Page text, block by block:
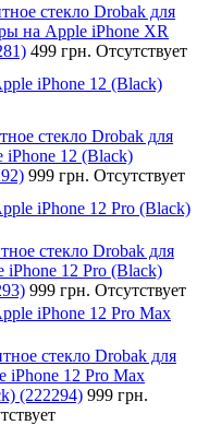
стекло Drobak для
на Apple iPhone XR
499 грн. Отсутствует
iPhone 12 (Black)
стекло Drobak для
iPhone 12 (Black)
999 грн. Отсутствует
iPhone 12 Pro (Black)
стекло Drobak для
iPhone 12 Pro (Black)
999 грн. Отсутствует
iPhone 12 Pro Max
стекло Drobak для
iPhone 12 Pro Max
(222294) 999 грн.